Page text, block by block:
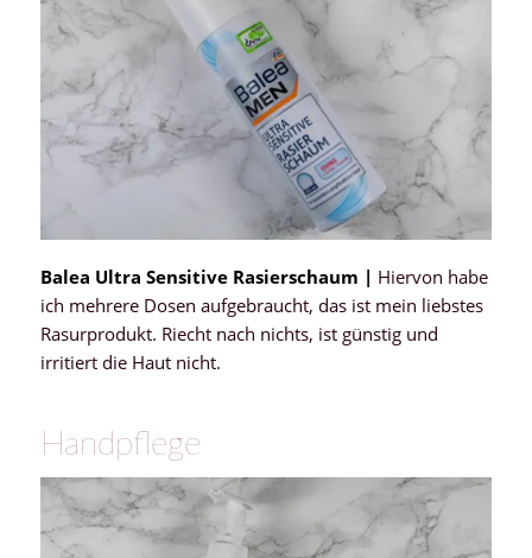
Balea Ultra Sensitive Rasierschaum | Hiervon habe
ich mehrere Dosen aufgebraucht, das ist mein liebstes
Rasurprodukt. Riecht nach nichts, ist günstig und
irritiert die Haut nicht.
Handpflege